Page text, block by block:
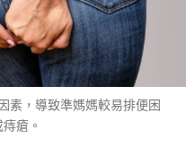
素，導致準媽媽較易排便困
瘡。